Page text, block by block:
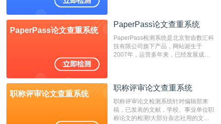
检测系统，其真实性和权威性无可厚
非。其次，相对于知网而言，万方检测
费用少，上手容易，是学生初次论文查
重的推荐系统。
PaperPass论文查重系统
PaperPass论文查重系统
PaperPass检测系统是北京智齿数汇科
技有限公司旗下产品，网站诞生于
2007年，运营多年来，已经发展成为
检测速度快、精度高，市场反映良好。
职称评审论文查重系统
职称评审论文查重系统
职称评审论文检测系统针对编辑部来
稿，已发表的文献，学校、事业单位职
称论文的检测!大部分杂志社用的文献